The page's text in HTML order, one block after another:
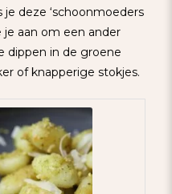
je deze ‘schoonmoeders
aan om een ander
in de groene
of knapperige stokjes.